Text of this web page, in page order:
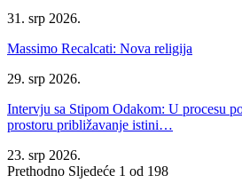
31. srp 2026.
Massimo Recalcati: Nova religija
29. srp 2026.
Intervju sa Stipom Odakom: U procesu
prostoru približavanje istini…
23. srp 2026.
Prethodno Sljedeće 1 od 198